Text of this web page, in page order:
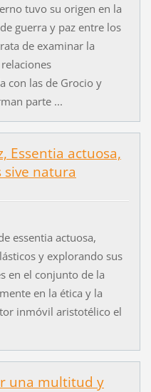
tuvo su origen en la
guerra y paz entre los
de examinar la
con las de Grocio y
parte ...
Essentia actuosa,
sive natura
essentia actuosa,
y explorando sus
en el conjunto de la
en la ética y la
inmóvil aristotélico el
una multitud y